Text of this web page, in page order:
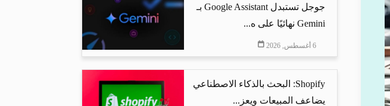
جوجل تستبدل Google Assistant بـ
Gemini نهائيًا على ه...
6 أغسطس, 2026
Shopify: البحث بالذكاء الاصطناعي
يضاعف المبيعات ويعز...